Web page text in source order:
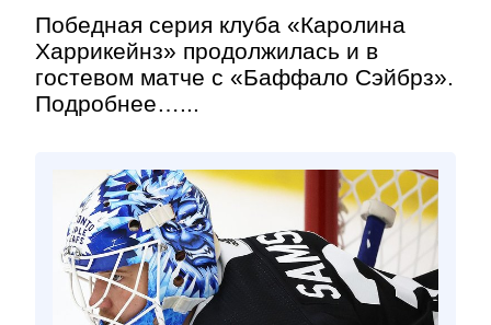
Победная серия клуба «Каролина
Харрикейнз» продолжилась и в
гостевом матче с «Баффало Сэйбрз».
Подробнее…...